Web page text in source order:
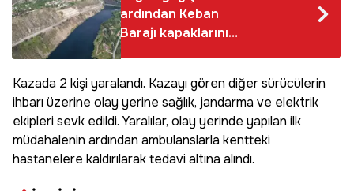
ardından Keban
Barajı kapaklarını
açtı, işyeri bahçeleri
Kazada 2 kişi yaralandı. Kazayı gören diğer sürücülerin
ihbarı üzerine olay yerine sağlık, jandarma ve elektrik
ekipleri sevk edildi. Yaralılar, olay yerinde yapılan ilk
müdahalenin ardından ambulanslarla kentteki
hastanelere kaldırılarak tedavi altına alındı.